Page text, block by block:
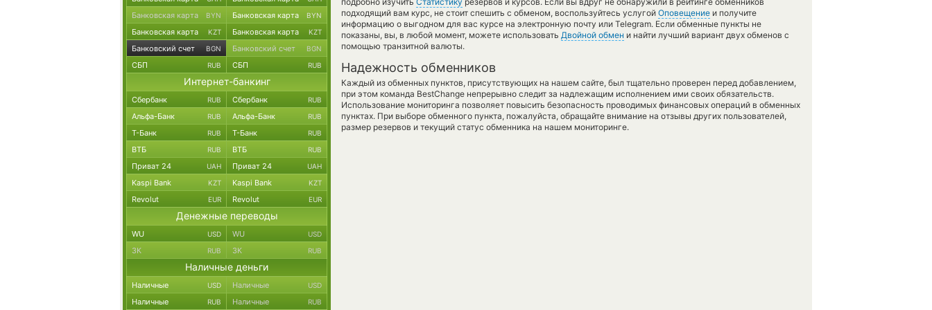
подходящий вам курс, не стоит спешить с обменом, воспользуйтесь услугой Оповещение и получите
информацию о выгодном для вас курсе на электронную почту или Telegram. Если обменные пункты не
показаны, вы, в любой момент, можете использовать Двойной обмен и найти лучший вариант двух обменов с
помощью транзитной валюты.
Надежность обменников
Каждый из обменных пунктов, присутствующих на нашем сайте, был тщательно проверен перед добавлением,
при этом команда BestChange непрерывно следит за надлежащим исполнением ими своих обязательств.
Использование мониторинга позволяет повысить безопасность проводимых финансовых операций в обменных
пунктах. При выборе обменного пункта, пожалуйста, обращайте внимание на отзывы других пользователей,
размер резервов и текущий статус обменника на нашем мониторинге.
Банковская карта BYN Банковская карта BYN
Банковская карта KZT Банковская карта KZT
Банковский счет BGN Банковский счет BGN
СБП RUB СБП RUB
Интернет-банкинг
Сбербанк RUB Сбербанк RUB
Альфа-Банк RUB Альфа-Банк RUB
Т-Банк RUB Т-Банк RUB
ВТБ RUB ВТБ RUB
Приват 24 UAH Приват 24 UAH
Kaspi Bank KZT Kaspi Bank KZT
Revolut EUR Revolut EUR
Денежные переводы
WU USD WU USD
ЗК RUB ЗК RUB
Наличные деньги
Наличные USD Наличные USD
Наличные RUB Наличные RUB